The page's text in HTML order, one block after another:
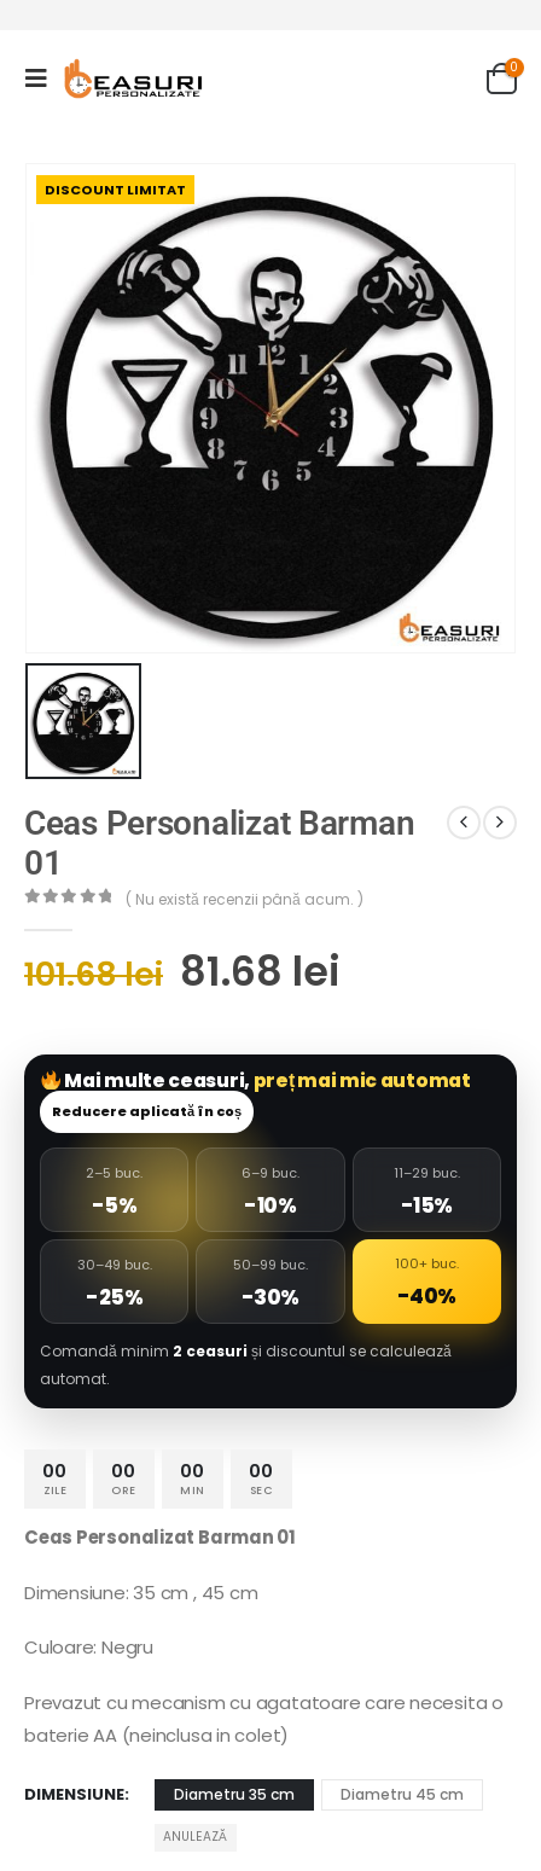
0
DISCOUNT LIMITAT
Ceas Personalizat Barman
01
( Nu există recenzii până acum. )
101.68lei 81.68 lei
Mai multe ceasuri, preț mai mic automat
Reducere aplicată în coș
2–5 buc.
-5%
6–9 buc.
-10%
11–29 buc.
-15%
30–49 buc.
-25%
50–99 buc.
-30%
100+ buc.
-40%
Comandă minim 2 ceasuri și discountul se calculează
automat.
00
ZILE
00
ORE
00
MIN
00
SEC
Ceas Personalizat Barman 01
Dimensiune: 35 cm , 45 cm
Culoare: Negru
Prevazut cu mecanism cu agatatoare care necesita o
baterie AA (neinclusa in colet)
DIMENSIUNE Diametru 35 cm Diametru 45 cm
ANULEAZĂ